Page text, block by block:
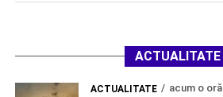
ACTUALITATE
ACTUALITATE acum o oră